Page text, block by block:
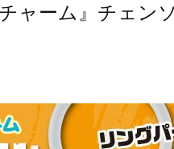
チャーム』チェ